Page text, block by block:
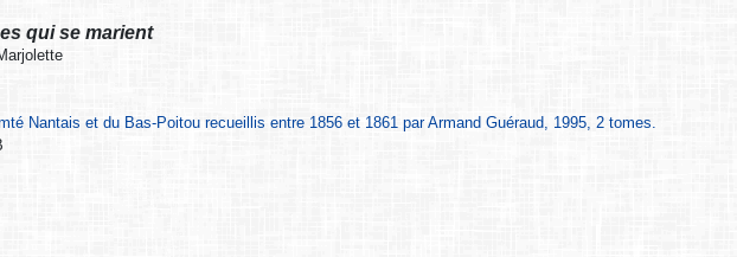
qui se marient
Nantais et du Bas-Poitou recueillis entre 1856 et 1861 par Armand Guéraud, 1995, 2 tomes.